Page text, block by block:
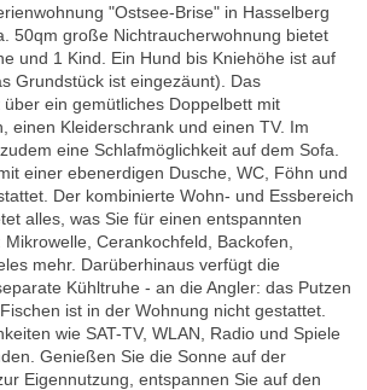
"Ostsee-Brise" in Hasselberg
50qm große Nichtraucherwohnung bietet
und 1 Kind. Ein Hund bis Kniehöhe ist auf
Grundstück ist eingezäunt). Das
ein gemütliches Doppelbett mit
einen Kleiderschrank und einen TV. Im
eine Schlafmöglichkeit auf dem Sofa.
einer ebenerdigen Dusche, WC, Föhn und
Der kombinierte Wohn- und Essbereich
alles, was Sie für einen entspannten
Cerankochfeld, Backofen,
mehr. Darüberhinaus verfügt die
Kühltruhe - an die Angler: das Putzen
ist in der Wohnung nicht gestattet.
wie SAT-TV, WLAN, Radio und Spiele
Genießen Sie die Sonne auf der
Eigennutzung, entspannen Sie auf den